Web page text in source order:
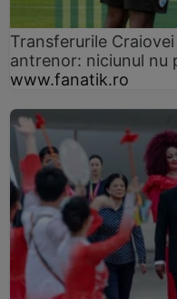
Transferurile
antrenor: niciunul nu
www.fanatik.ro